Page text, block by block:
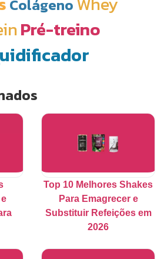
Colágeno
Pré-treino
Top 10 Melhores Shakes
Para Emagrecer e
Substituir Refeições em
2026